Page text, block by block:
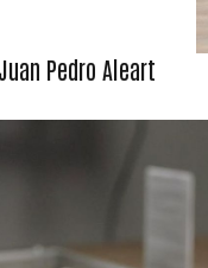
Pedro Aleart